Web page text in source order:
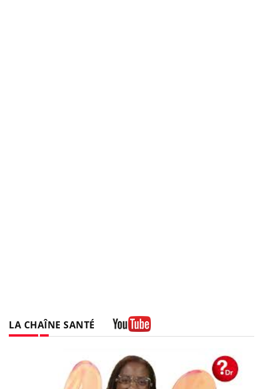
LA CHAÎNE SANTÉ